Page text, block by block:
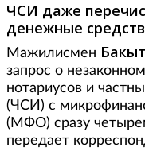
ЧСИ даже
денежные
Мажилисмен
запрос о
нотариусов и
(ЧСИ) с
(МФО) сразу
передает